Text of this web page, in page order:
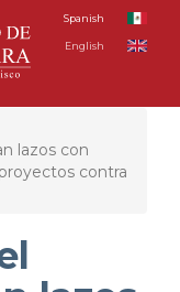
Spanish
English
lazos con
contra